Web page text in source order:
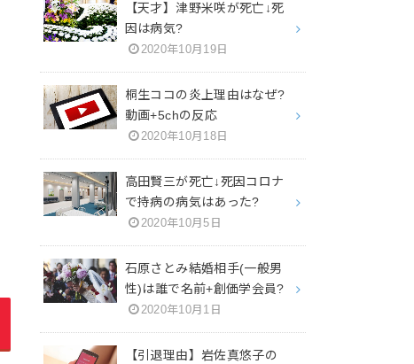
【天才】津野米咲が死亡↓死
因は病気?
2020年10月19日
桐生ココの炎上理由はなぜ?
動画+5chの反応
2020年10月18日
高田賢三が死亡↓死因コロナ
で持病の病気はあった?
2020年10月5日
石原さとみ結婚相手(一般男
性)は誰で名前+創価学会員?
2020年10月1日
【引退理由】岩佐真悠子の